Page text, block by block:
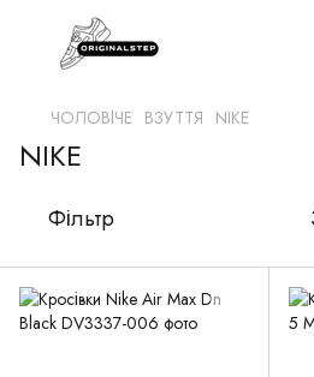
ЧОЛОВІЧЕ ВЗУТТЯ NIKE
NIKE
Фільтр